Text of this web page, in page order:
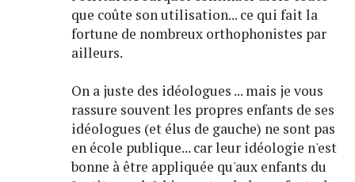
que coûte son utilisation... ce qui fait la
fortune de nombreux orthophonistes par
ailleurs.
On a juste des idéologues ... mais je vous
rassure souvent les propres enfants de ses
idéologues (et élus de gauche) ne sont pas
en école publique... car leur idéologie n'est
bonne à être appliquée qu'aux enfants du